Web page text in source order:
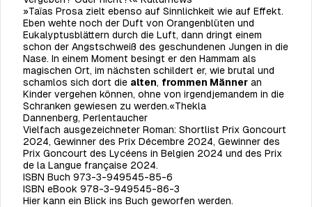
»Taïas Prosa zielt ebenso auf Sinnlichkeit wie auf Effekt.
Eben wehte noch der Duft von Orangenblüten und
Eukalyptusblättern durch die Luft, dann dringt einem
schon der Angstschweiß des geschundenen Jungen in die
Nase. In einem Moment besingt er den Hammam als
magischen Ort, im nächsten schildert er, wie brutal und
schamlos sich dort die alten, frommen Männer an
Kinder vergehen können, ohne von irgendjemandem in die
Schranken gewiesen zu werden.«Thekla
Dannenberg, Perlentaucher
Vielfach ausgezeichneter Roman: Shortlist Prix Goncourt
2024, Gewinner des Prix Décembre 2024, Gewinner des
Prix Goncourt des Lycéens in Belgien 2024 und des Prix
de la Langue française 2024.
ISBN Buch 973-3-949545-85-6
ISBN eBook 978-3-949545-86-3
Hier kann ein Blick ins Buch geworfen werden.